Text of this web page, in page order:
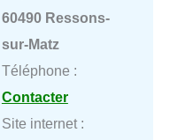
60490 Ressons-
sur-Matz
Téléphone :
Contacter
Site internet :